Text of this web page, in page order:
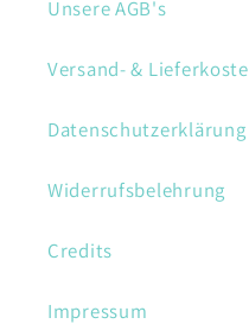
Unsere AGB's
Versand- &
Datenschutzerklärung
Widerrufsbelehrung
Credits
Impressum